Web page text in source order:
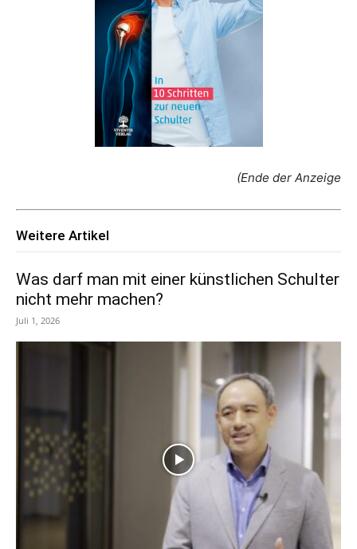
(Ende der Anzeige
Weitere Artikel
Was darf man mit einer künstlichen Schulter
nicht mehr machen?
Juli 1, 2026